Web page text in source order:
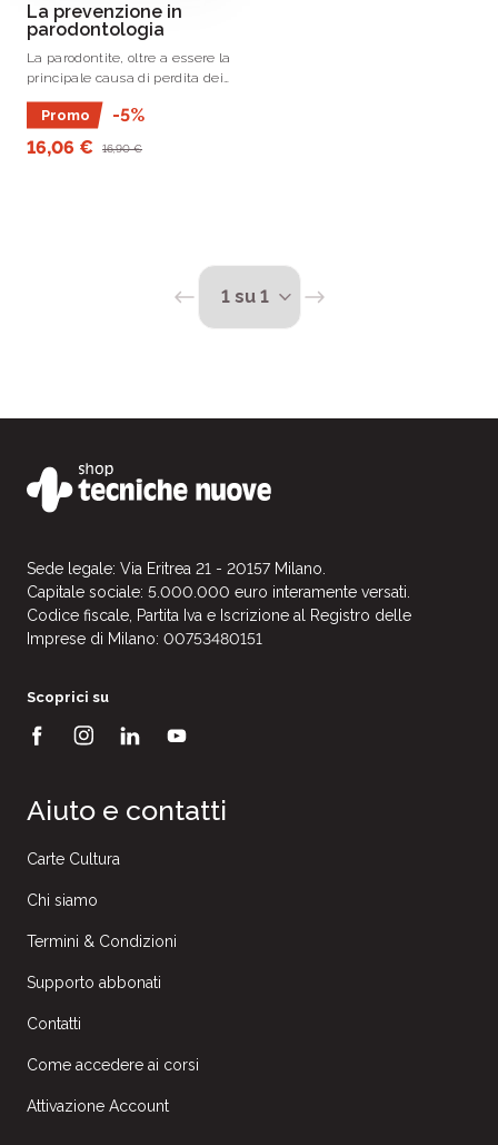
La prevenzione in
parodontologia
La parodontite, oltre a essere la
principale causa di perdita dei
denti, è coinvolta nel decorso di
molte altre malattie, come il
diabete o le malattie
cardiovascolari, che in
Promo
-5%
16,06 €
16,90 €
Sede legale: Via Eritrea 21 - 20157 Milano.
Capitale sociale: 5.000.000 euro interamente versati.
Codice fiscale, Partita Iva e Iscrizione al Registro delle
Imprese di Milano: 00753480151
Scoprici su
Aiuto e contatti
Carte Cultura
Chi siamo
Termini & Condizioni
Supporto abbonati
Contatti
Come accedere ai corsi
Attivazione Account